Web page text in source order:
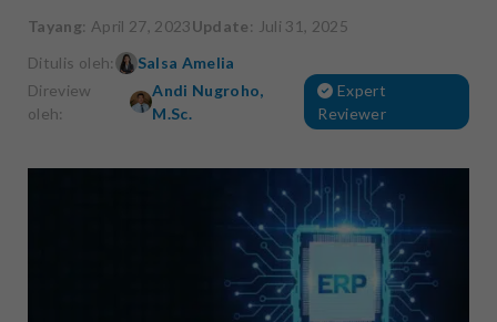
Tayang: April 27, 2023Update: Juli 31, 2025
Ditulis oleh:
Salsa Amelia
Direview
oleh:
Andi Nugroho,
M.Sc.
Expert
Reviewer